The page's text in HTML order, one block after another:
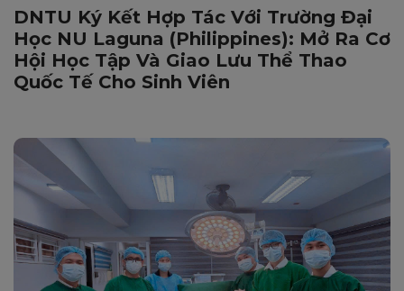
DNTU Ký Kết Hợp Tác Với Trường Đại
Học NU Laguna (Philippines): Mở Ra Cơ
Hội Học Tập Và Giao Lưu Thể Thao
Quốc Tế Cho Sinh Viên